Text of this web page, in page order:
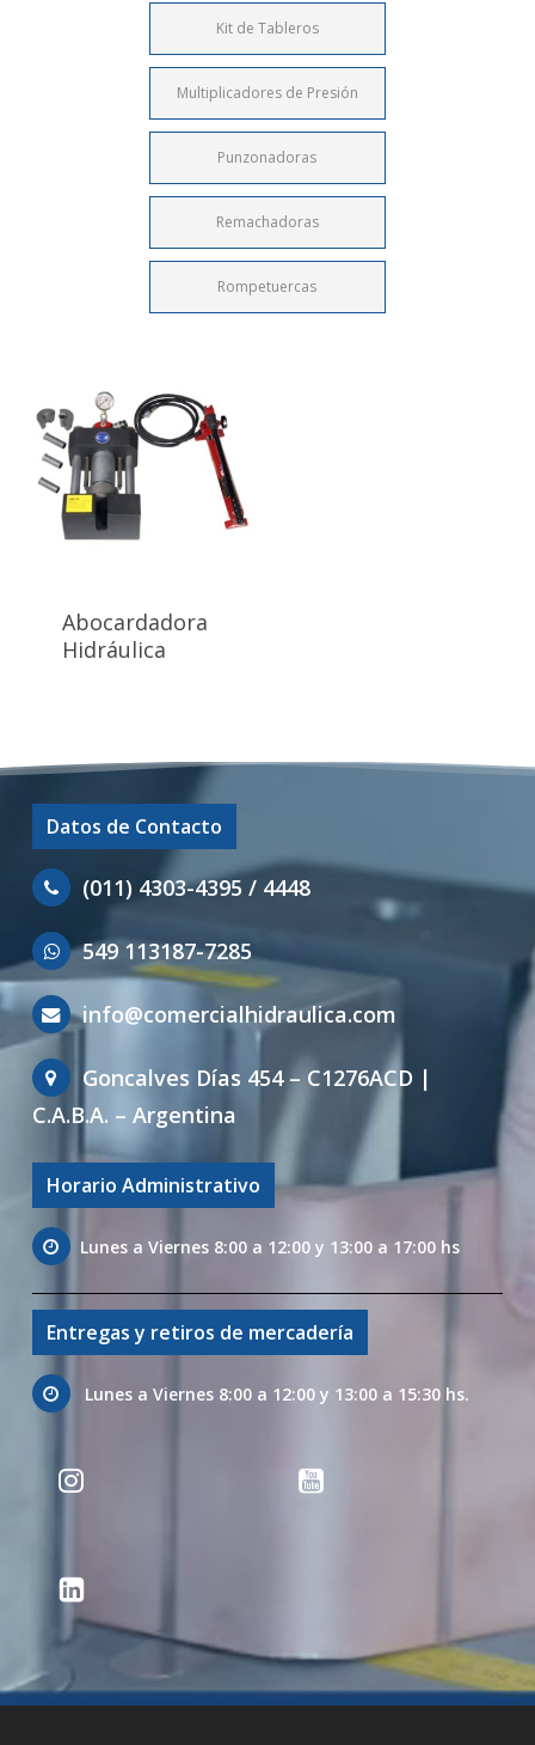
Kit de Tableros
Multiplicadores de Presión
Punzonadoras
Remachadoras
Rompetuercas
Abocardadora
Hidráulica
Datos de Contacto
(011) 4303-4395 / 4448
549 113187-7285
info@comercialhidraulica.com
Goncalves Días 454 – C1276ACD |
C.A.B.A. – Argentina
Horario Administrativo
Lunes a Viernes 8:00 a 12:00 y 13:00 a 17:00 hs
Entregas y retiros de mercadería
Lunes a Viernes 8:00 a 12:00 y 13:00 a 15:30 hs.